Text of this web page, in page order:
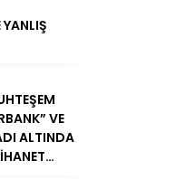
VE
ALTINDA